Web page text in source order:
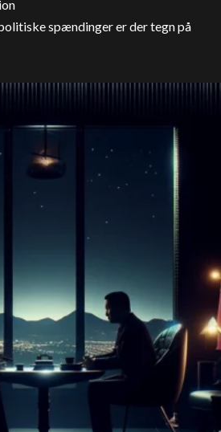
spændinger er der tegn på